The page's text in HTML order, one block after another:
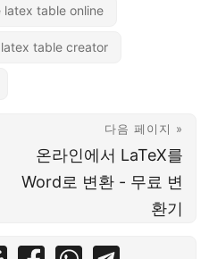
latex table online
table creator
다음 페이지 »
온라인에서 LaTeX를
Word로 변환 - 무료 변
환기